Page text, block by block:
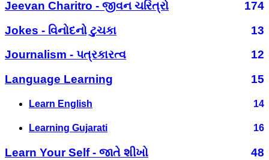
Jeevan Charitro - જીવન ચરિત્રો
174
Jokes - વિનોદનો ટુચકા
13
Journalism - પત્રકારત્વ
12
Language Learning
15
Learn English 14
Learning Gujarati 16
Learn Your Self - જાતે શીખો
48